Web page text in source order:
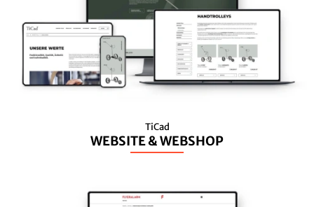
TiCad
WEBSITE & WEBSHOP